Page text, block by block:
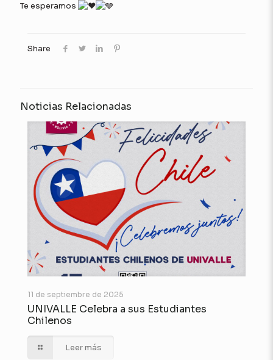
Te esperamos
Share
Noticias Relacionadas
11 de septiembre de 2025
UNIVALLE Celebra a sus Estudiantes
Chilenos
Leer más